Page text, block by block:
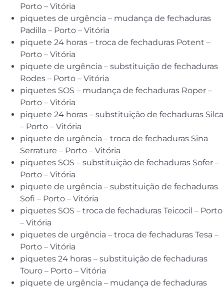
Porto – Vitória
piquetes de urgência – mudança de fechaduras
Padilla – Porto – Vitória
piquete 24 horas – troca de fechaduras Potent –
Porto – Vitória
piquete de urgência – substituição de fechaduras
Rodes – Porto – Vitória
piquetes SOS – mudança de fechaduras Roper –
Porto – Vitória
piquete 24 horas – substituição de fechaduras Silca
– Porto – Vitória
piquete de urgência – troca de fechaduras Sina
Serrature – Porto – Vitória
piquetes SOS – substituição de fechaduras Sofer –
Porto – Vitória
piquete de urgência – substituição de fechaduras
Sofi – Porto – Vitória
piquetes SOS – troca de fechaduras Teicocil – Porto
– Vitória
piquetes de urgência – troca de fechaduras Tesa –
Porto – Vitória
piquetes 24 horas – substituição de fechaduras
Touro – Porto – Vitória
piquete de urgência – mudança de fechaduras